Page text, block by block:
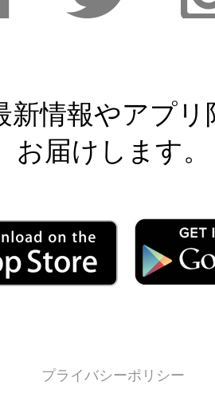
新情報やアプリ
お届けします。
プライバシーポリシー